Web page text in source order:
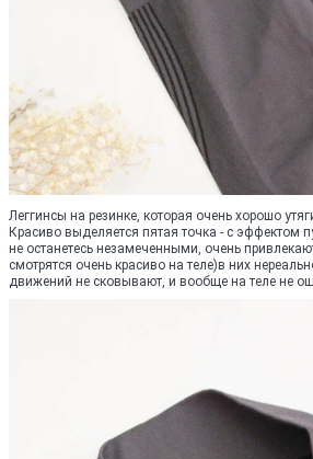
Леггинсы на резинке, которая очень хорошо
Красиво выделяется пятая точка - с эффектом
не останетесь незамеченными, очень
смотрятся очень красиво на теле)в них
движений не сковывают, и вообще на теле не